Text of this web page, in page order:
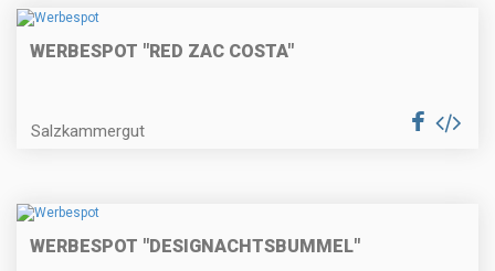
WERBESPOT "RED ZAC COSTA"
Salzkammergut
WERBESPOT "DESIGNACHTSBUMMEL"